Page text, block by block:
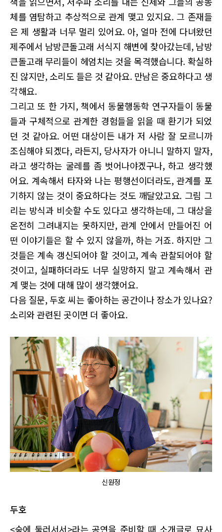
체를 염탐하고 추상적으로 관계 맺고 있지요. 그 존재들
은 제 생활과 너무 멀리 있어요. 아, 얼마 전에 다녀왔던
제주에서 남방큰돌고래 서식지 해변에 찾아갔는데, 남방
큰돌고래 무리들이 헤엄치는 것을 목격했습니다. 확실하
진 않지만, 소리도 들은 것 같아요. 만남은 중요하다고 생
각해요.
그리고 또 한 가지, 책에서 동물행동학 연구자들이 동물
들과 구체적으로 관계한 경험들을 읽을 때 환기가 되었
던 것 같아요. 어떤 대상이든 내가 저 사람 잘 모르니까
조심해야 되겠다, 라든지, 당사자가 아니니 말하지 말자,
라고 생각하는 굴레를 좀 벗어나야겠구나, 하고 생각했
어요. 계속해서 타자와 나는 평행선이더라도, 관계를 포
기하지 않는 것이 중요하다는 것도 깨달았고요. 그림 그
리는 방식과 비슷할 수도 있다고 생각하는데, 그 대상을
온전히 그려내지는 못하지만, 관계 안에서 만들어진 어
떤 이야기들은 할 수 있지 않을까, 하는 거죠. 하지만 그
것들은 계속 갱신되어야 할 것이고, 계속 관찰되어야 할
것이고, 실패하더라도 너무 실망하지 말고 계속해서 관
계 맺는 것에 대해 많이 생각했어요.
다음 질문, 두호 씨는 좋아하는 공간이나 장소가 있나요?
소리와 관련된 곳이면 더 좋아요.
신원정
두호
<숲에 둘러서서>라는 공연을 준비할 때 소개글로 묘사